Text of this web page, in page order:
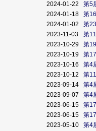
2024-01-22
第5
2024-01-18
第
2024-01-02
第
2023-11-03
第
2023-10-29
第
2023-10-19
第
2023-10-16
第4
2023-10-12
第
2023-09-14
第4
2023-09-07
第4
2023-06-15
第
2023-06-15
第
2023-05-10
第4